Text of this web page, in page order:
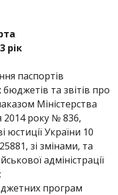
рік
паспортів
та звітів про
Міністерства
2014 року № 836,
юстиції України 10
зі змінами, та
адміністрації
програм